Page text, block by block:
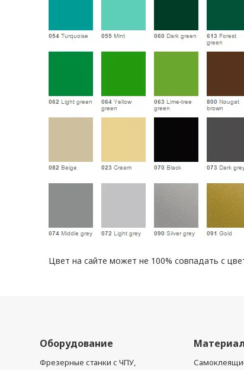
Цвет на сайте может не 100% совпадать с
Оборудование
Фрезерные станки с ЧПУ,